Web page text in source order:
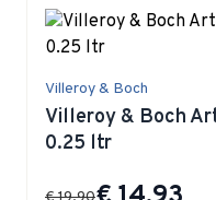
Villeroy & Boch
Villeroy & Boch
0.25 ltr
Special Price